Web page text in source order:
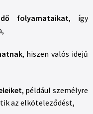
folyamataikat, így
, hiszen valós idejű
, például személyre
az elköteleződést,